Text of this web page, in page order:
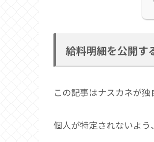
給料明細を公開す
この記事はナスカネが独
個人が特定されないよう